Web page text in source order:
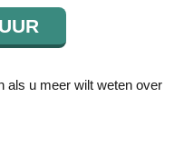
als u meer wilt weten over